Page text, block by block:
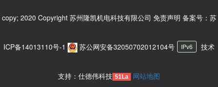
copy; 2020 Copyright 苏州隆凯机电科技有限公司 免责声明 备案号：苏
ICP备14013110号-1 苏公网安备32050702012104号 IPv6 技术
支持：仕德伟科技 51La 网站地图